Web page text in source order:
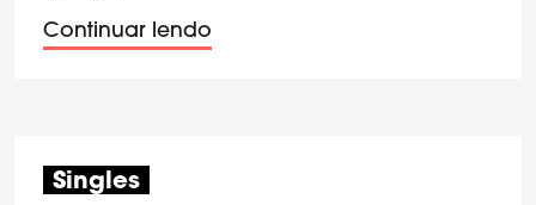
Continuar lendo
Singles